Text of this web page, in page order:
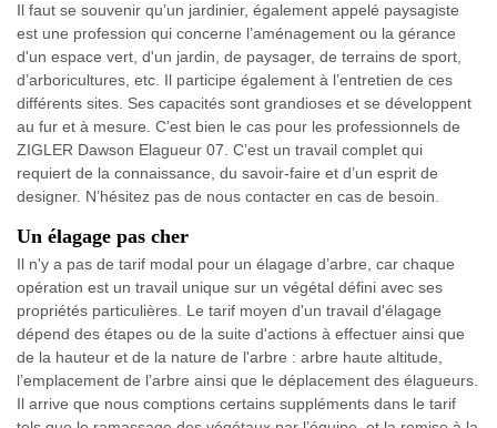
Il faut se souvenir qu’un jardinier, également appelé paysagiste
est une profession qui concerne l’aménagement ou la gérance
d'un espace vert, d'un jardin, de paysager, de terrains de sport,
d’arboricultures, etc. Il participe également à l’entretien de ces
différents sites. Ses capacités sont grandioses et se développent
au fur et à mesure. C’est bien le cas pour les professionnels de
ZIGLER Dawson Elagueur 07. C’est un travail complet qui
requiert de la connaissance, du savoir-faire et d’un esprit de
designer. N’hésitez pas de nous contacter en cas de besoin.
Un élagage pas cher
Il n'y a pas de tarif modal pour un élagage d’arbre, car chaque
opération est un travail unique sur un végétal défini avec ses
propriétés particulières. Le tarif moyen d'un travail d'élagage
dépend des étapes ou de la suite d'actions à effectuer ainsi que
de la hauteur et de la nature de l'arbre : arbre haute altitude,
l’emplacement de l’arbre ainsi que le déplacement des élagueurs.
Il arrive que nous comptions certains suppléments dans le tarif